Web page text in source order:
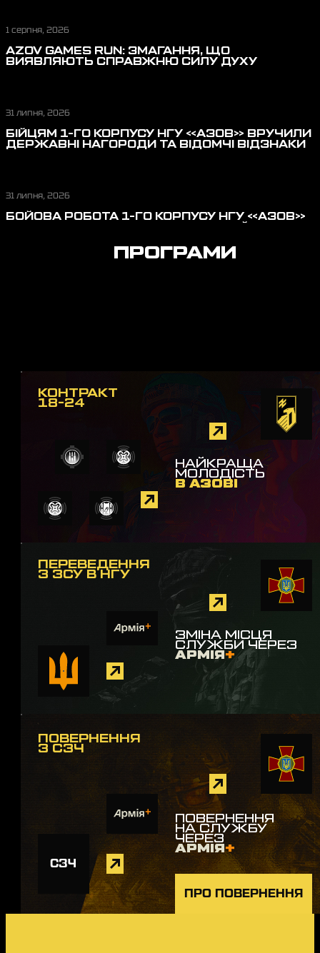
1 серпня, 2026
AZOV GAMES RUN: ЗМАГАННЯ, ЩО
ВИЯВЛЯЮТЬ СПРАВЖНЮ СИЛУ ДУХУ
31 липня, 2026
БІЙЦЯМ 1-ГО КОРПУСУ НГУ «АЗОВ» ВРУЧИЛИ
ДЕРЖАВНІ НАГОРОДИ ТА ВІДОМЧІ ВІДЗНАКИ
31 липня, 2026
БОЙОВА РОБОТА 1-ГО КОРПУСУ НГУ «АЗОВ»
ПРОГРАМИ
КОНТРАКТ
18-24
НАЙКРАЩА
МОЛОДІСТЬ
В АЗОВІ
ПЕРЕВЕДЕННЯ
З ЗСУ В НГУ
ЗМІНА МІСЦЯ
СЛУЖБИ ЧЕРЕЗ
АРМІЯ +
ПОВЕРНЕННЯ
З СЗЧ
ПОВЕРНЕННЯ
НА СЛУЖБУ
ЧЕРЕЗ
АРМІЯ+
СЗЧ
ПРО ПОВЕРНЕННЯ